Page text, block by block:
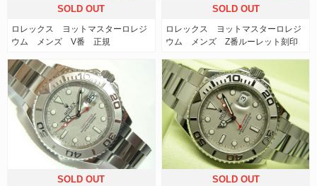
SOLD OUT
ロレックス ヨットマスターロレジ
ウム メンズ V番 正規
SOLD OUT
ロレックス ヨットマスターロレジ
ウム メンズ Z番ルーレット刻印
SOLD OUT SOLD OUT